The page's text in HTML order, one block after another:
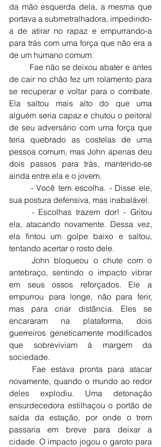
da mão esquerda dela, a mesma que
portava a submetralhadora, impedindo-
a de atirar no rapaz e empurrando-a
para trás com uma força que não era a
de um humano comum.
de cair no chão fez um rolamento para
se recuperar e voltar para o combate.
Ela saltou mais alto do que uma
alguém seria capaz e chutou o peitoral
de seu adversário com uma força que
teria quebrado as costelas de uma
pessoa comum, mas John apenas deu
dois passos para trás, mantendo-se
ainda entre ela e o jovem.
sua postura defensiva, mas inabalável.
ela, atacando novamente. Dessa vez,
ela fintou um golpe baixo e saltou,
tentando acertar o rosto dele.
	John bloqueou o chute com o
antebraço, sentindo o impacto vibrar
em seus ossos reforçados. Ele a
empurrou para longe, não para ferir,
mas para criar distância. Eles se
encararam na plataforma, dois
guerreiros geneticamente modificados
que sobreviviam à margem da
sociedade.
novamente, quando o mundo ao redor
deles explodiu. Uma detonação
ensurdecedora estilhaçou o portão de
saída da estação, por onde o trem
passaria em breve para deixar a
cidade. O impacto jogou o garoto para